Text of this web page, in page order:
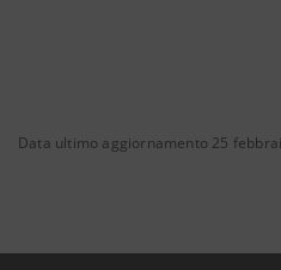
Data ultimo aggiornamento 25